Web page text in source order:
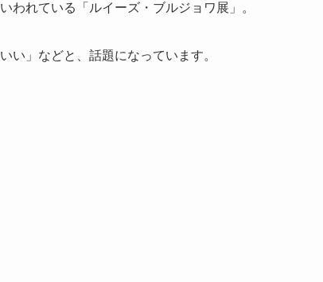
われている「ルイーズ・ブルジョワ展」。
い」などと、話題になっています。